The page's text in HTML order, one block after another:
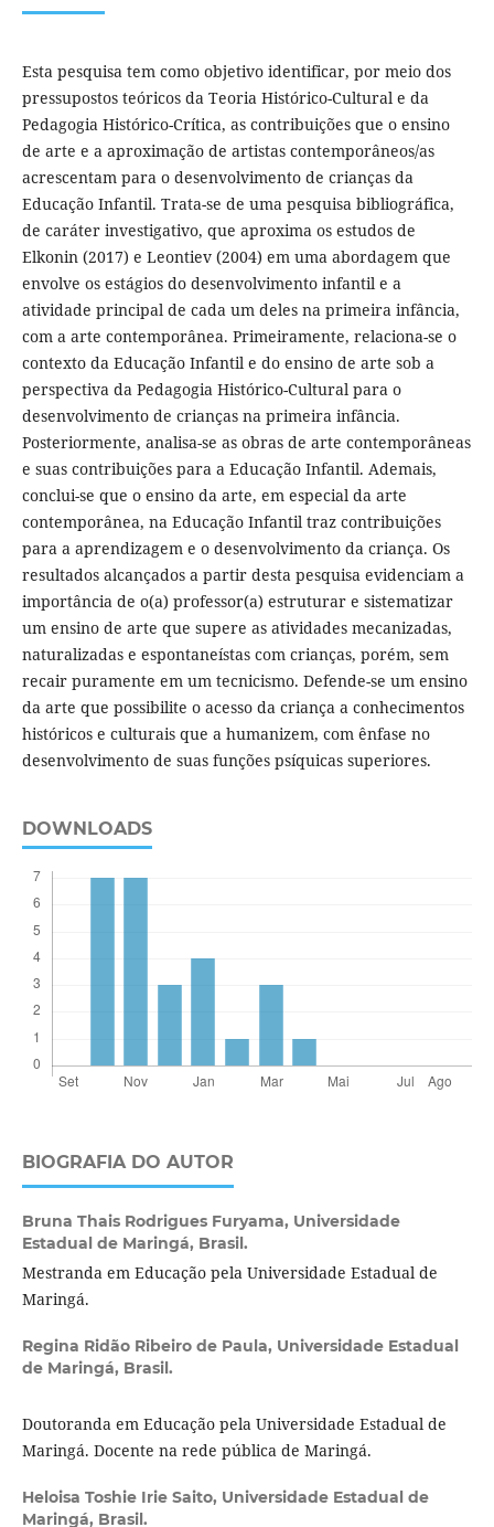
Esta pesquisa tem como objetivo identificar, por meio dos
pressupostos teóricos da Teoria Histórico-Cultural e da
Pedagogia Histórico-Crítica, as contribuições que o ensino
de arte e a aproximação de artistas contemporâneos/as
acrescentam para o desenvolvimento de crianças da
Educação Infantil. Trata-se de uma pesquisa bibliográfica,
de caráter investigativo, que aproxima os estudos de
Elkonin (2017) e Leontiev (2004) em uma abordagem que
envolve os estágios do desenvolvimento infantil e a
atividade principal de cada um deles na primeira infância,
com a arte contemporânea. Primeiramente, relaciona-se o
contexto da Educação Infantil e do ensino de arte sob a
perspectiva da Pedagogia Histórico-Cultural para o
desenvolvimento de crianças na primeira infância.
Posteriormente, analisa-se as obras de arte contemporâneas
e suas contribuições para a Educação Infantil. Ademais,
conclui-se que o ensino da arte, em especial da arte
contemporânea, na Educação Infantil traz contribuições
para a aprendizagem e o desenvolvimento da criança. Os
resultados alcançados a partir desta pesquisa evidenciam a
importância de o(a) professor(a) estruturar e sistematizar
um ensino de arte que supere as atividades mecanizadas,
naturalizadas e espontaneístas com crianças, porém, sem
recair puramente em um tecnicismo. Defende-se um ensino
da arte que possibilite o acesso da criança a conhecimentos
históricos e culturais que a humanizem, com ênfase no
desenvolvimento de suas funções psíquicas superiores.
DOWNLOADS
BIOGRAFIA DO AUTOR
Bruna Thais Rodrigues Furyama, Universidade
Estadual de Maringá, Brasil.
Mestranda em Educação pela Universidade Estadual de
Maringá.
Regina Ridão Ribeiro de Paula, Universidade Estadual
de Maringá, Brasil.
Doutoranda em Educação pela Universidade Estadual de
Maringá. Docente na rede pública de Maringá.
Heloisa Toshie Irie Saito, Universidade Estadual de
Maringá, Brasil.